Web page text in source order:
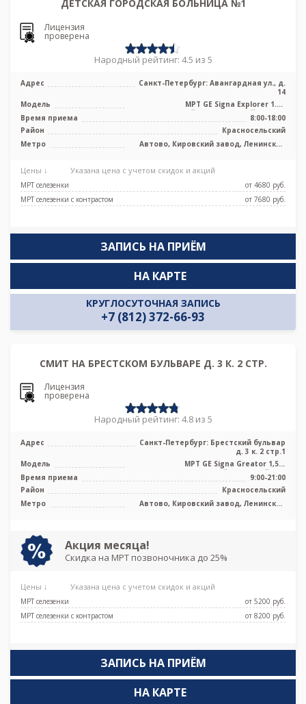
ДЕТСКАЯ ГОРОДСКАЯ БОЛЬНИЦА №1
Лицензия
проверена
Народный рейтинг: 4.5 из 5
Адрес
Санкт-Петербург: Авангардная ул., д.
14
Модель
МРТ GE Signa Explorer 1.5T
высокопольный полуоткрытый тип, КТ
Siemens ...
Время приема
8:00-18:00
Район
Красносельский
Метро
Автово, Кировский завод, Ленинский
Цены ↓ Указана цена с учетом скидок и акций
МРТ селезенки
от 4680 pуб.
МРТ селезенки с контрастом
от 7680 pуб.
ЗАПИСЬ НА ПРИЁМ
КРУГЛОСУТОЧНАЯ ЗАПИСЬ
+7 (812) 372-66-93
НА КАРТЕ
СМИТ НА БРЕСТСКОМ БУЛЬВАРЕ Д. 3 К. 2 СТР.
Лицензия
проверена
Народный рейтинг: 4.8 из 5
Адрес
Санкт-Петербург: Брестский бульвар
д. 3 к. 2 стр.1
Модель
МРТ GE Signa Greator 1,5 т
высокопольный закрытый тип
Время приема
9:00-21:00
Район
Красносельский
Метро
Автово, Кировский завод, Ленинский
Акция месяца!
Скидка на МРТ позвоночника до 25%
Цены ↓ Указана цена с учетом скидок и акций
МРТ селезенки
от 5200 pуб.
МРТ селезенки с контрастом
от 8200 pуб.
ЗАПИСЬ НА ПРИЁМ
НА КАРТЕ